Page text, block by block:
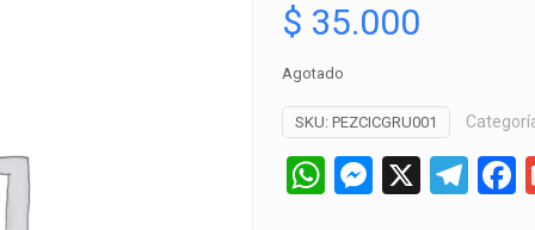
$ 35.000
Agotado
SKU: PEZCICGRU001
WhatsApp
X